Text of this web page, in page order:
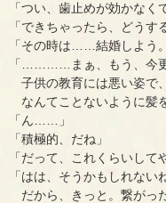
「つい、歯止めが効かなく
「できちゃったら、どうす
「その時は……結婚しよう
「…………まぁ、もう、今更
子供の教育には悪い姿で
なんてことないように髪
「ん……」
「積極的、だね」
「だって、これくらいして
「はは、そうかもしれない
だから、きっと。繋がっ